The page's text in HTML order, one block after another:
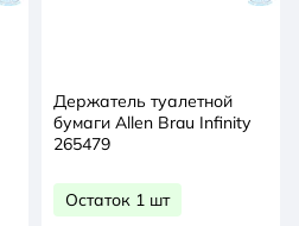
Держатель туалетной
бумаги Allen Brau Infinity
265479
Остаток 1 шт